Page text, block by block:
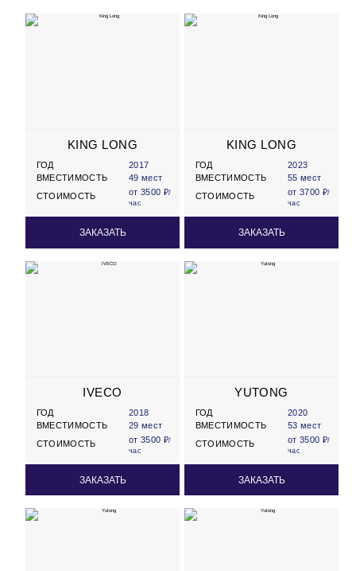
KING LONG
ГОД
2017
ВМЕСТИМОСТЬ
49 мест
СТОИМОСТЬ
от 3500 ₽/
час
ЗАКАЗАТЬ
KING LONG
ГОД
2023
ВМЕСТИМОСТЬ
55 мест
СТОИМОСТЬ
от 3700 ₽/
час
ЗАКАЗАТЬ
IVECO
ГОД
2018
ВМЕСТИМОСТЬ
29 мест
СТОИМОСТЬ
от 3500 ₽/
час
ЗАКАЗАТЬ
YUTONG
ГОД
2020
ВМЕСТИМОСТЬ
53 мест
СТОИМОСТЬ
от 3500 ₽/
час
ЗАКАЗАТЬ